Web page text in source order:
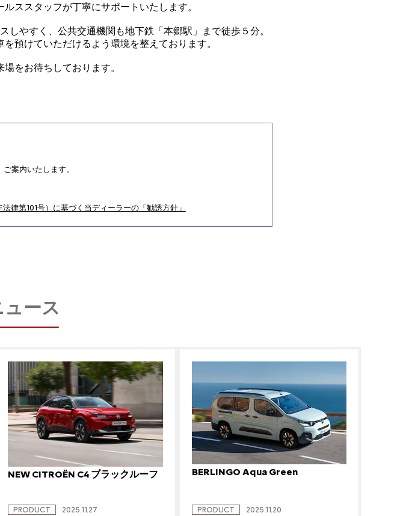
ススタッフが丁寧にサポートいたします。
やすく、公共交通機関も地下鉄「本郷駅」まで徒歩５分。
預けていただけるよう環境を整えております。
をお待ちしております。
案内いたします。
律第101号）に基づく当ディーラーの「勧誘方針」
ース
NEW CITROËN C4 ブラックルーフ
PRODUCT 2025.11.27
BERLINGO Aqua Green
PRODUCT 2025.11.20